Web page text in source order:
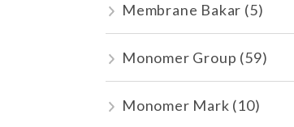
Membrane Bakar (5)
Monomer Group (59)
Monomer Mark (10)